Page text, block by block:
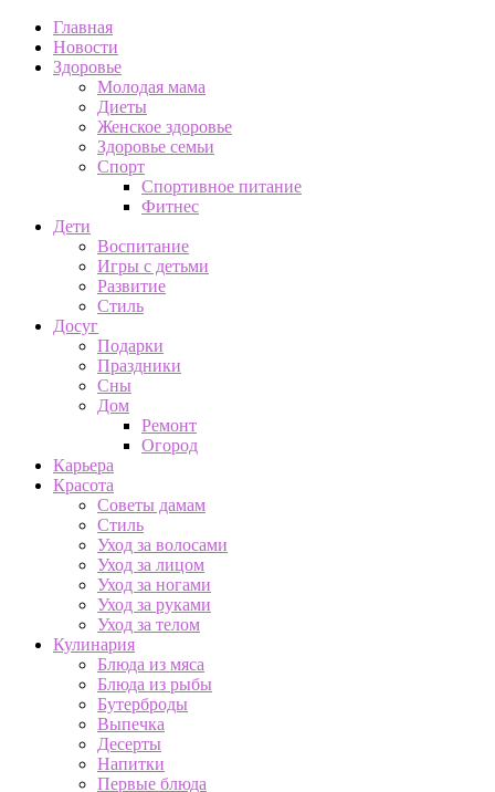
Главная
Новости
Здоровье
Молодая мама
Диеты
Женское здоровье
Здоровье семьи
Спорт
Спортивное питание
Фитнес
Дети
Воспитание
Игры с детьми
Развитие
Стиль
Досуг
Подарки
Праздники
Сны
Дом
Ремонт
Огород
Карьера
Красота
Советы дамам
Стиль
Уход за волосами
Уход за лицом
Уход за ногами
Уход за руками
Уход за телом
Кулинария
Блюда из мяса
Блюда из рыбы
Бутерброды
Выпечка
Десерты
Напитки
Первые блюда